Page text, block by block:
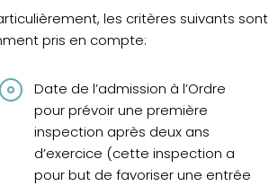
les critères suivants sont
pris en compte:
Date de l’admission à l’Ordre
pour prévoir une première
inspection après deux ans
d’exercice (cette inspection a
pour but de favoriser une entrée